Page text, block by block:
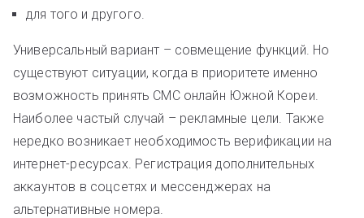
для того и другого.
Универсальный вариант – совмещение функций. Но
существуют ситуации, когда в приоритете именно
возможность принять СМС онлайн Южной Кореи.
Наиболее частый случай – рекламные цели. Также
нередко возникает необходимость верификации на
интернет-ресурсах. Регистрация дополнительных
аккаунтов в соцсетях и мессенджерах на
альтернативные номера.